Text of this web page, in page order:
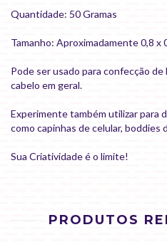
Quantidade: 50 Gramas
Tamanho: Aproximadamente 0,8 x
Pode ser usado para confecção
cabelo em geral.
Experimente também utilizar para
como capinhas de celular,
Sua Criatividade é o limite!
PRODUTOS